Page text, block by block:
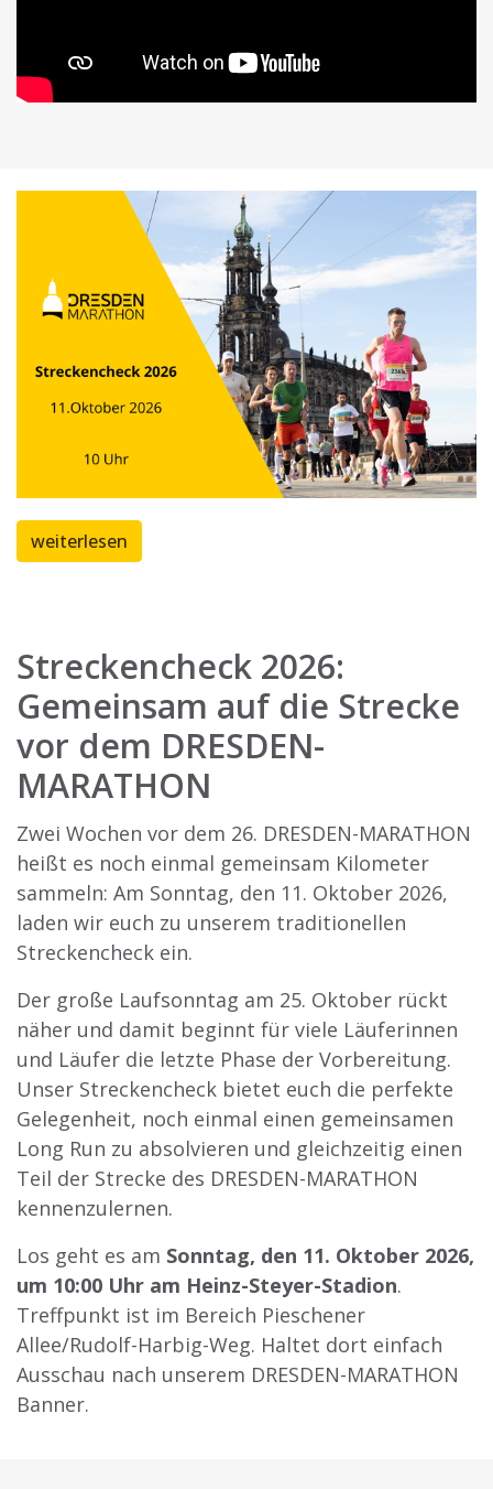
weiterlesen
Streckencheck 2026:
Gemeinsam auf die Strecke
vor dem DRESDEN-
MARATHON
Zwei Wochen vor dem 26. DRESDEN-MARATHON
heißt es noch einmal gemeinsam Kilometer
sammeln: Am Sonntag, den 11. Oktober 2026,
laden wir euch zu unserem traditionellen
Streckencheck ein.
Der große Laufsonntag am 25. Oktober rückt
näher und damit beginnt für viele Läuferinnen
und Läufer die letzte Phase der Vorbereitung.
Unser Streckencheck bietet euch die perfekte
Gelegenheit, noch einmal einen gemeinsamen
Long Run zu absolvieren und gleichzeitig einen
Teil der Strecke des DRESDEN-MARATHON
kennenzulernen.
Los geht es am Sonntag, den 11. Oktober 2026,
um 10:00 Uhr am Heinz-Steyer-Stadion.
Treffpunkt ist im Bereich Pieschener
Allee/Rudolf-Harbig-Weg. Haltet dort einfach
Ausschau nach unserem DRESDEN-MARATHON
Banner.